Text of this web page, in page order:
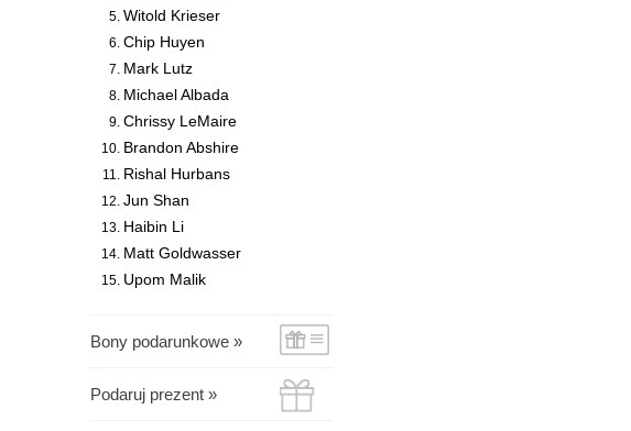
Witold Krieser
Chip Huyen
Mark Lutz
Michael Albada
Chrissy LeMaire
Brandon Abshire
Rishal Hurbans
Jun Shan
Haibin Li
Matt Goldwasser
Upom Malik
Bony podarunkowe »
Podaruj prezent »